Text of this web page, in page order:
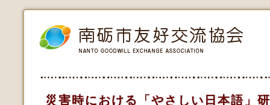
災害時における「やさしい日本語」